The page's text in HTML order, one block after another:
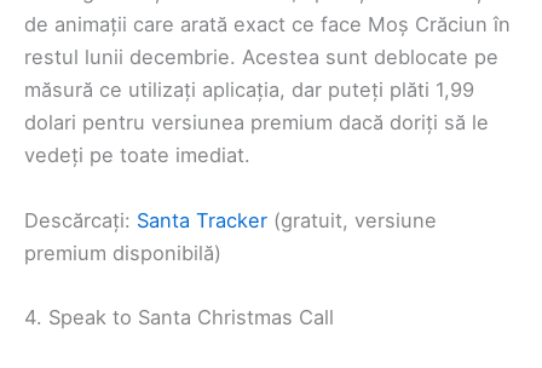
de animații care arată exact ce face Moș Crăciun în
restul lunii decembrie. Acestea sunt deblocate pe
măsură ce utilizați aplicația, dar puteți plăti 1,99
dolari pentru versiunea premium dacă doriți să le
vedeți pe toate imediat.
Descărcați: Santa Tracker (gratuit, versiune
premium disponibilă)
4. Speak to Santa Christmas Call